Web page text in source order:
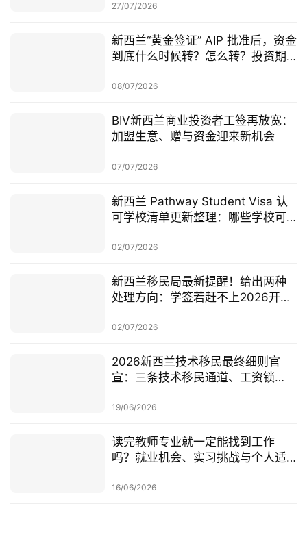
27/07/2026
新西兰“黄金签证” AIP 批准后，资金
到底什么时候转？怎么转？投资期
08/07/2026
BIV新西兰商业投资者工签再放宽：
加盟生意、赠与资金迎来新机会
07/07/2026
新西兰 Pathway Student Visa 认
可学校清单更新整理：哪些学校可
02/07/2026
新西兰移民局最新提醒！给出两种
处理方向：学签若赶不上2026开
02/07/2026
2026新西兰技术移民最终细则官
宣：三条技术移民通道、工资锁
查一次梳理
19/06/2026
读完教师专业就一定能找到工作
吗？就业机会、实习挑战与个人适
16/06/2026